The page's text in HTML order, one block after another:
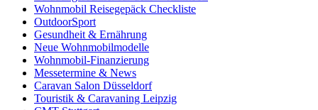
Wohnmobil Reisegepäck Checkliste
OutdoorSport
Gesundheit & Ernährung
Neue Wohnmobilmodelle
Wohnmobil-Finanzierung
Messetermine & News
Caravan Salon Düsseldorf
Touristik & Caravaning Leipzig